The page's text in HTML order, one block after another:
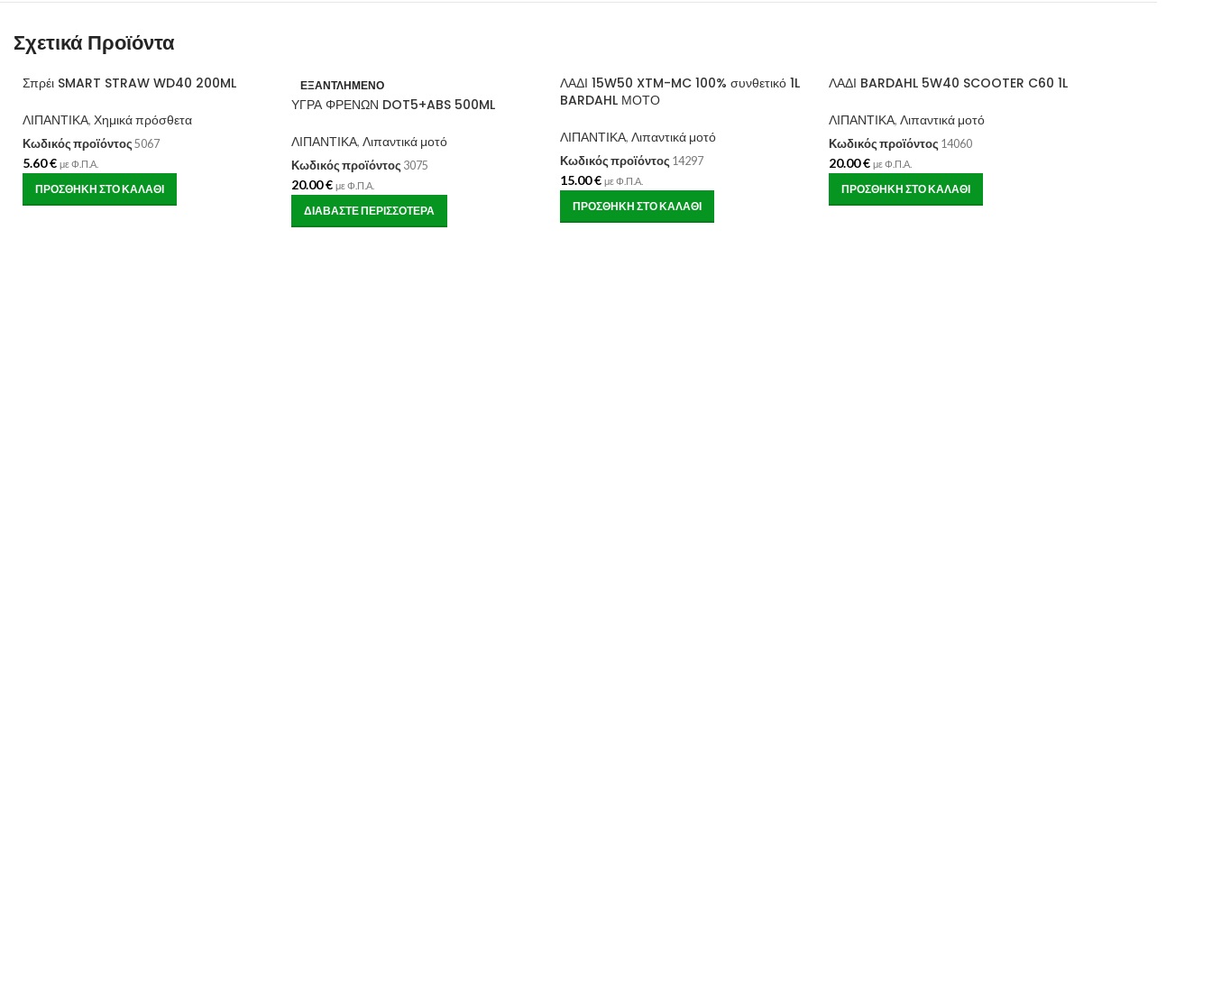
Σχετικά Προϊόντα
Σπρέι SMART STRAW WD40 200ML
ΛΙΠΑΝΤΙΚΑ, Χημικά πρόσθετα
Κωδικός προϊόντος 5067
5.60€ με Φ.Π.Α.
ΠΡΟΣΘΉΚΗ ΣΤΟ ΚΑΛΆΘΙ
ΕΞΑΝΤΛΗΜΈΝΟ
ΥΓΡΑ ΦΡΕΝΩΝ DOT5+ABS 500ML
ΛΙΠΑΝΤΙΚΑ, Λιπαντικά μοτό
Κωδικός προϊόντος 3075
20.00€ με Φ.Π.Α.
ΔΙΑΒΆΣΤΕ ΠΕΡΙΣΣΌΤΕΡΑ
ΛΑΔΙ 15W50 XTM-MC 100% συνθετικό 1L
BARDAHL ΜΟΤΟ
ΛΙΠΑΝΤΙΚΑ, Λιπαντικά μοτό
Κωδικός προϊόντος 14297
15.00€ με Φ.Π.Α.
ΠΡΟΣΘΉΚΗ ΣΤΟ ΚΑΛΆΘΙ
ΛΑΔΙ BARDAHL 5W40 SCOOTER C60 1L
ΛΙΠΑΝΤΙΚΑ, Λιπαντικά μοτό
Κωδικός προϊόντος 14060
20.00€ με Φ.Π.Α.
ΠΡΟΣΘΉΚΗ ΣΤΟ ΚΑΛΆΘΙ